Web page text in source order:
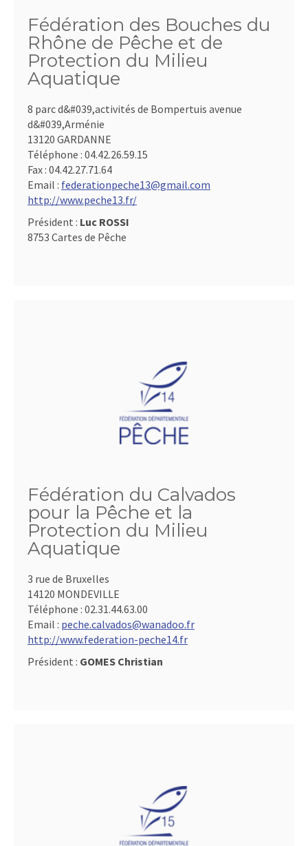
Fédération des Bouches du
Rhône de Pêche et de
Protection du Milieu
Aquatique
8 parc d&#039,activités de Bompertuis avenue
d&#039,Arménie
13120 GARDANNE
Téléphone : 04.42.26.59.15
Fax : 04.42.27.71.64
Email : federationpeche13@gmail.com
http://www.peche13.fr/
Président : Luc ROSSI
8753 Cartes de Pêche
Fédération du Calvados
pour la Pêche et la
Protection du Milieu
Aquatique
3 rue de Bruxelles
14120 MONDEVILLE
Téléphone : 02.31.44.63.00
Email : peche.calvados@wanadoo.fr
http://www.federation-peche14.fr
Président : GOMES Christian